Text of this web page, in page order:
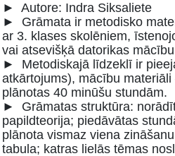
► Autore: Indra Siksaliete
► Grāmata ir metodisko
ar 3. klases skolēniem,
vai atsevišķā datorikas
► Metodiskajā līdzeklī ir
atkārtojums), mācību
plānotas 40 minūšu stundām.
► Grāmatas struktūra:
papildteorija; piedāvātas
plānota vismaz viena
tabula; katras lielās tēmas